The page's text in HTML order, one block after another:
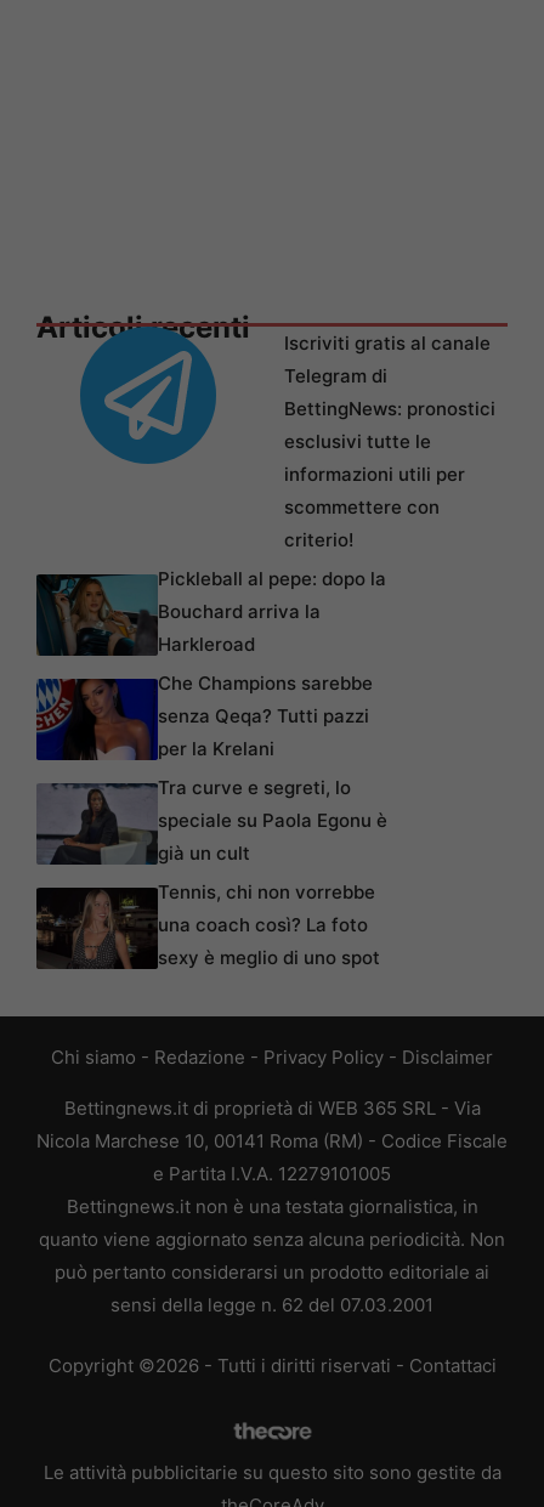
Articoli recenti
Iscriviti gratis al canale
Telegram di
BettingNews: pronostici
esclusivi tutte le
informazioni utili per
scommettere con
criterio!
Pickleball al pepe: dopo la
Bouchard arriva la
Harkleroad
Che Champions sarebbe
senza Qeqa? Tutti pazzi
per la Krelani
Tra curve e segreti, lo
speciale su Paola Egonu è
già un cult
Tennis, chi non vorrebbe
una coach così? La foto
sexy è meglio di uno spot
Chi siamo - Redazione - Privacy Policy - Disclaimer
Bettingnews.it di proprietà di WEB 365 SRL - Via
Nicola Marchese 10, 00141 Roma (RM) - Codice Fiscale
e Partita I.V.A. 12279101005
Bettingnews.it non è una testata giornalistica, in
quanto viene aggiornato senza alcuna periodicità. Non
può pertanto considerarsi un prodotto editoriale ai
sensi della legge n. 62 del 07.03.2001
Copyright ©2026 - Tutti i diritti riservati - Contattaci
Le attività pubblicitarie su questo sito sono gestite da